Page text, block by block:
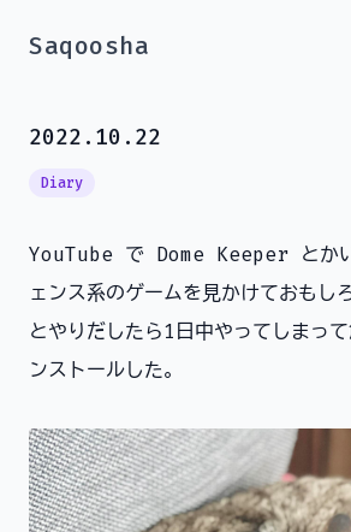
Saqoosha
2022.10.22
Diary
YouTube で Dome Keeper とか
ェンス系のゲームを見かけておもし
とやりだしたら1日中やってしまっ
ンストールした。